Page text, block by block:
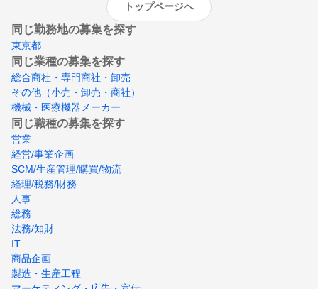
トップページへ
同じ勤務地の募集を探す
東京都
同じ業種の募集を探す
総合商社・専門商社・卸売
その他（小売・卸売・商社）
機械・医療機器メーカー
同じ職種の募集を探す
営業
経営/事業企画
SCM/生産管理/購買/物流
経理/税務/財務
人事
総務
法務/知財
IT
商品企画
製造・生産工程